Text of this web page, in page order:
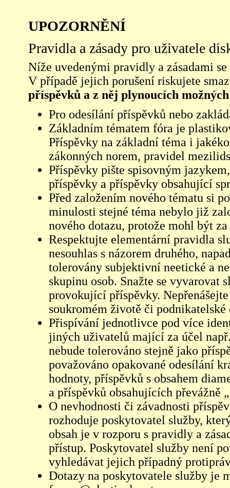
UPOZORNĚNÍ
Pravidla a zásady pro uživatele
Níže uvedenými pravidly a zásadami
V případě jejich porušení riskujete
příspěvků a z něj plynoucích
Pro odesílání příspěvků nebo
Základním tématem fóra je
Příspěvky na základní téma i
zákonných norem, pravidel
Příspěvky pište spisovným
příspěvky a příspěvky obsahující
Před založením nového tématu si
minulosti stejné téma nebylo již
nového dotazu, protože mohl být
Respektujte elementární pravidla
nesouhlas s názorem druhého,
tolerovány subjektivní neetické a
skupinu osob. Snažte se vyvarovat
provokující příspěvky.
soukromém životě či podnikatelské
Přispívání jednotlivce pod více
jiných uživatelů mající za účel
nebude tolerováno stejně jako
považováno opakované odesílání
hodnoty, příspěvků s obsahem
a příspěvků obsahujících převážně
O nevhodnosti či závadnosti
rozhoduje poskytovatel služby,
obsah je v rozporu s pravidly a
přístup. Poskytovatel služby není
vyhledávat jejich případný
Dotazy na poskytovatele služby je